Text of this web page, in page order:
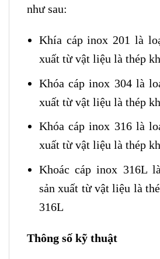
như sau:
Khía cáp inox 201 là
xuất từ vật liệu là thép
Khóa cáp inox 304 là
xuất từ vật liệu là thép
Khóa cáp inox 316 là
xuất từ vật liệu là thép
Khoác cáp inox 316L
sản xuất từ vật liệu là
316L
Thông số kỹ thuật